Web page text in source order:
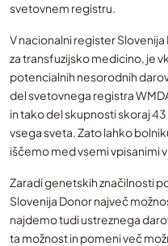
svetovnem registru.
V nacionalni register Slovenija
za transfuzijsko medicino, je
potencialnih nesorodnih
del svetovnega registra
in tako del skupnosti skoraj
vsega sveta. Zato lahko
iščemo med vsemi vpisanimi
Zaradi genetskih značilnosti
Slovenija Donor največ
najdemo tudi ustreznega
ta možnost in pomeni več